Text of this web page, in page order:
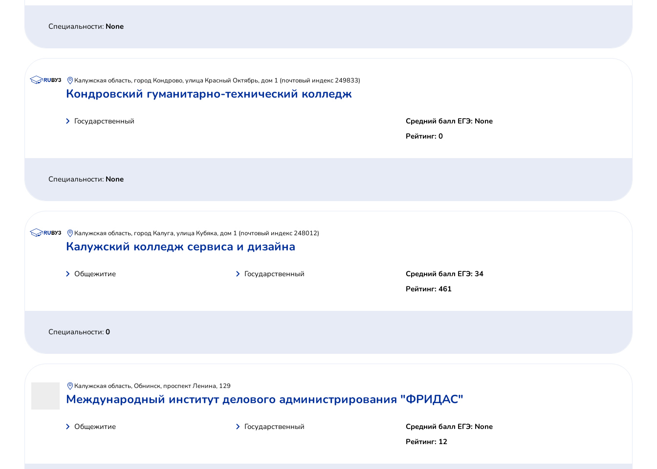
Специальности: None
Калужская область, город Кондрово, улица Красный Октябрь, дом 1 (почтовый индекс 249833)
Кондровский гуманитарно-технический колледж
Государственный
Средний балл ЕГЭ: None
Рейтинг: 0
Специальности: None
Калужская область, город Калуга, улица Кубяка, дом 1 (почтовый индекс 248012)
Калужский колледж сервиса и дизайна
Общежитие Государственный
Средний балл ЕГЭ: 34
Рейтинг: 461
Специальности: 0
Калужская область, Обнинск, проспект Ленина, 129
Международный институт делового администрирования "ФРИДАС"
Общежитие Государственный
Средний балл ЕГЭ: None
Рейтинг: 12